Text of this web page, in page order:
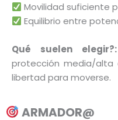
Movilidad suficiente
Equilibrio entre
Qué suelen elegir?:
protección media/alta
libertad para moverse.
ARMADOR@